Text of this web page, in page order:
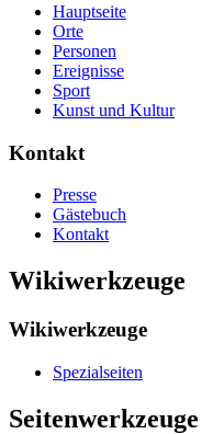
Hauptseite
Orte
Personen
Ereignisse
Sport
Kunst und Kultur
Kontakt
Presse
Gästebuch
Kontakt
Wikiwerkzeuge
Wikiwerkzeuge
Spezialseiten
Seitenwerkzeuge